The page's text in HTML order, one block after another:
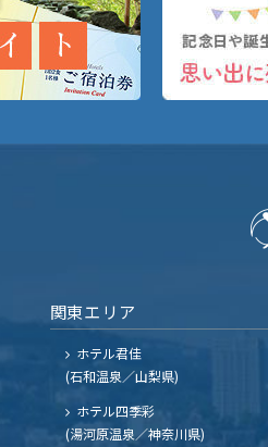
関東エリア
ホテル君佳
(石和温泉／山梨県)
ホテル四季彩
(湯河原温泉／神奈川県)